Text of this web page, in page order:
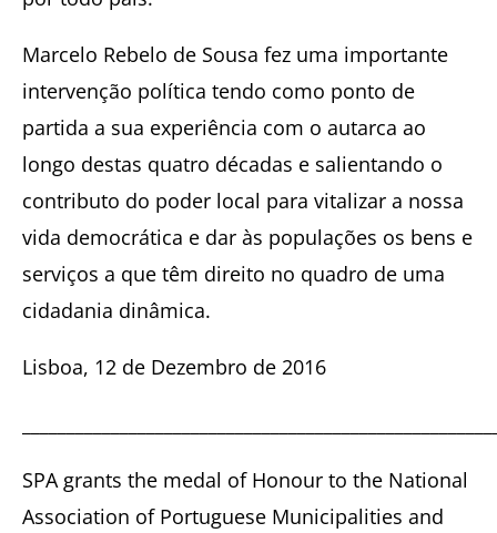
Marcelo Rebelo de Sousa fez uma importante
intervenção política tendo como ponto de
partida a sua experiência com o autarca ao
longo destas quatro décadas e salientando o
contributo do poder local para vitalizar a nossa
vida democrática e dar às populações os bens e
serviços a que têm direito no quadro de uma
cidadania dinâmica.
Lisboa, 12 de Dezembro de 2016
SPA grants the medal of Honour to the National
Association of Portuguese Municipalities and